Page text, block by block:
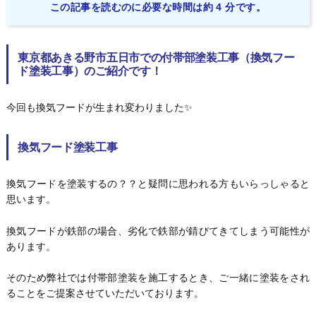
この記事を読むのに必要な時間は約 4 分です。
東京都あきる野市五日市での付帯部塗装工事（換気フー
ド塗装工事）のご紹介です！
今回も換気フードが生まれ変わりました✨
換気フード塗装工事
換気フードを塗装するの？？と疑問に思われる方もいらっしゃると
思います。
換気フードが鉄部の場合、劣化で鉄部が錆びてきてしまう可能性が
あります。
そのため弊社では付帯部塗装を施工するとき、ご一緒に塗装をされ
ることをご提案させていただいております。